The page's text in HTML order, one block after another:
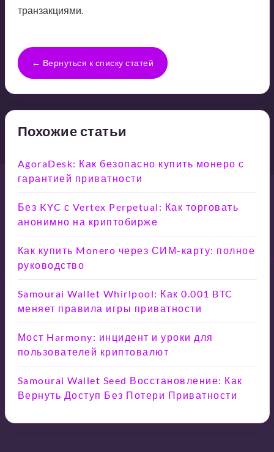
транзакциями.
← Вернуться к списку статей
Похожие статьи
AgoraDesk: Как безопасно купить монеро с
гарантией приватности
Без KYC с Vertex Perpetual: Как торговать
анонимно на криптобирже
Как купить Monero через СИМ-карту: полное
руководство
Samourai Wallet Whirlpool: Как 0.001 BTC
меняет правила игры приватности
Мост Harmony: инцидент и уроки для
пользователей криптовалют
Samourai Wallet Seed Восстановление: Как
Вернуть Доступ Без Потери Приватности